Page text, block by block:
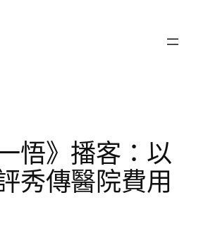
悟》播客：以
秀傳醫院費用